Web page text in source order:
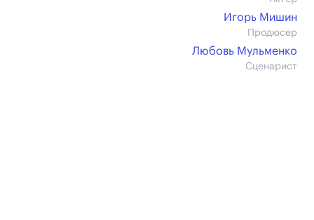
Игорь Мишин
Продюсер
Любовь Мульменко
Сценарист